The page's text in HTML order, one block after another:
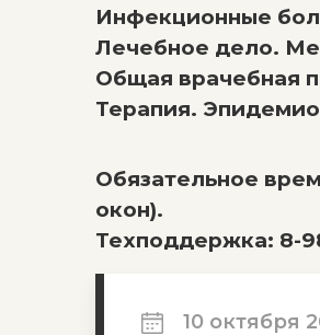
Инфекционные
Лечебное дело.
Общая врачебная
Терапия.
Обязательное
окон).
Техподдержка: 8-
10 октября